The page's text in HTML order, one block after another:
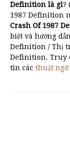
Definition là gì?
1987 Definition
Crash Of 1987
biệt và hướng
Definition / Thị
Definition. Truy
tin các thuật